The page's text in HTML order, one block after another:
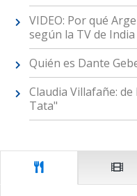
VIDEO: Por qué
según la TV de India
Quién es Dante
Claudia Villafañe:
Tata"